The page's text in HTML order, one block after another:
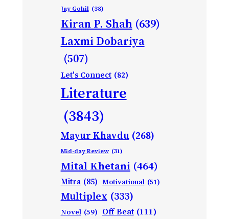
Jay Gohil (38)
Kiran P. Shah (639)
Laxmi Dobariya
(507)
Let's Connect (82)
Literature
(3843)
Mayur Khavdu (268)
Mid-day Review (31)
Mital Khetani (464)
Mitra (85) Motivational (51)
Multiplex (333)
Novel (59) Off Beat (111)